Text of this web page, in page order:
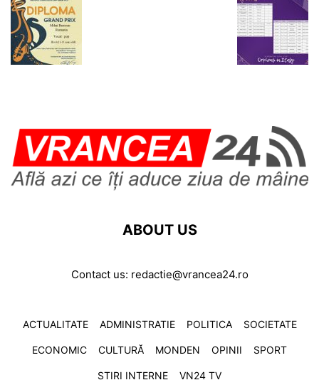
ABOUT US
Contact us: redactie@vrancea24.ro
ACTUALITATE ADMINISTRATIE POLITICA SOCIETATE
ECONOMIC CULTURĂ MONDEN OPINII SPORT
ȘTIRI INTERNE VN24 TV